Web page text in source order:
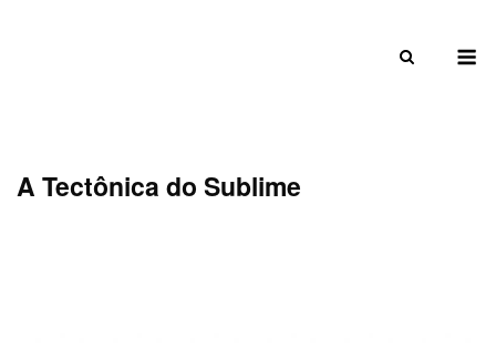
A Tectônica do Sublime